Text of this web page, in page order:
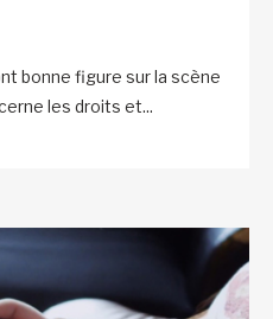
bonne figure sur la scène
les droits et...